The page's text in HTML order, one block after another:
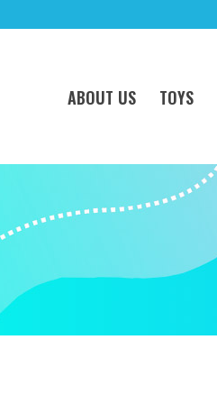
ABOUT US TOYS